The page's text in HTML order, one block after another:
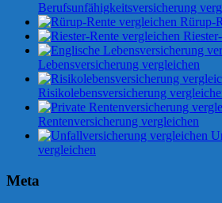
Berufsunfähigkeitsversicherung
Rürup-
Lebensversicherung vergleichen
Risikolebensversicherung
Rentenversicherung vergleichen
vergleichen
Meta